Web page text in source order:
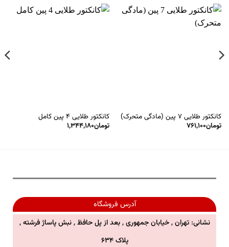
کانکتور طلایی ۷ پین (مادگی متحرک)
تومان۷۶۱,۱۰۰
کانکتور طلایی ۴ پین کامل
تومان۱,۳۴۴,۱۸۰
آدرس فروشگاه
نشانی: تهران , خیابان جمهوری , بعد از پل حافظ , نبش پاساژ فرشته ,
پلاک ۶۳۴